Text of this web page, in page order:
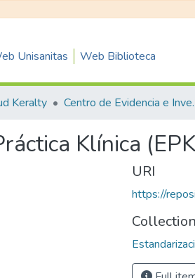
Unisanitas Web Biblioteca
Keralty Centro de
Klínica
URI
https://